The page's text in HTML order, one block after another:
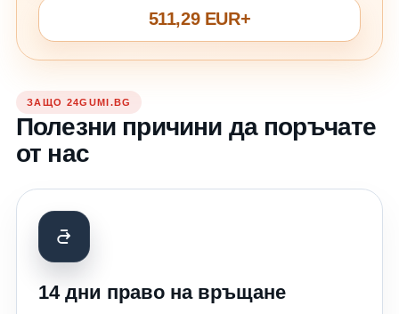
511,29 EUR+
ЗАЩО 24GUMI.BG
Полезни причини да поръчате
от нас
14 дни право на връщане